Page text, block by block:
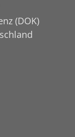
(DOK)